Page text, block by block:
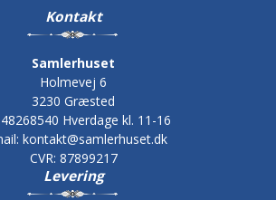
Kontakt
Samlerhuset
Holmevej 6
3230 Græsted
48268540 Hverdage kl. 11-16
: kontakt@samlerhuset.dk
CVR: 87899217
Levering